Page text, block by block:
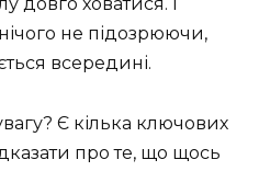
довго ховатися. І
не підозрюючи,
всередині.
Є кілька ключових
про те, що щось